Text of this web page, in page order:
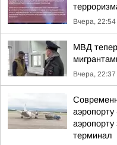
Вчера, 22:54
МВД
Вчера, 22:37
терминал